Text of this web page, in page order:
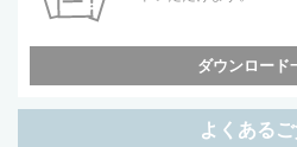
ダウンロード
よくある